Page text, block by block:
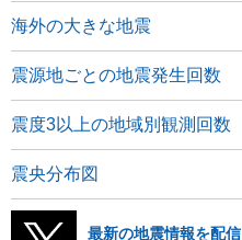
海外の大きな地震
震源地ごとの地震発生回数
震度3以上の地域別観測回数
震央分布図
最新の地震情報を配信